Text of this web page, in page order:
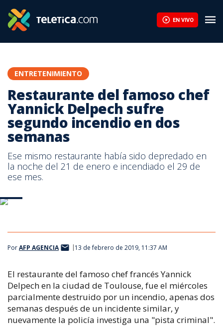
EN VIVO
ENTRETENIMIENTO
Restaurante del famoso chef
Yannick Delpech sufre
segundo incendio en dos
semanas
Ese mismo restaurante había sido depredado en
la noche del 21 de enero e incendiado el 29 de
ese mes.
PorAFP AGENCIA 13 de febrero de 2019, 11:37 AM
El restaurante del famoso chef francés Yannick
Delpech en la ciudad de Toulouse, fue el miércoles
parcialmente destruido por un incendio, apenas dos
semanas después de un incidente similar, y
nuevamente la policía investiga una "pista criminal".